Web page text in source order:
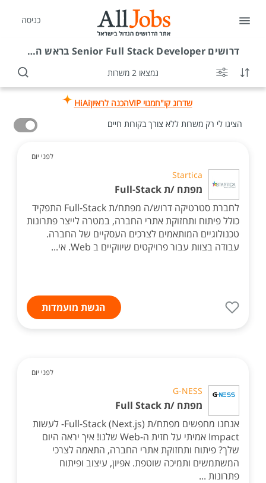
כניסה
דרושים Senior Full Stack Developer בראש העין
נמצאו 2 משרות
שדרוג קו"חמנוי VIP הכנה לראיוןHiAi
הציגו לי רק משרות ללא צורך בקורות חיים
לפני יום
Startica
מפתח /ת Full-Stack
לחברת סטרטיקה דרוש/ה מפתח/ת Full-Stack התפקיד
כולל פיתוח ותחזוקת אתרי החברה, במטרה לייצר פתרונות
טכנולוגיים המותאמים לצרכים העסקיים של החברה.
עבודה בצוות עבור פרויקטים שיווקיים ב Web. אי...
הגשת מועמדות
לפני יום
G-NESS
מפתח /ת Full Stack
אנחנו מחפשים מפתח/ת Full-Stack (Next.js)- לעשות
Impact אמיתי על חזית ה-Web שלנו! איך יראה היום
שלך? פיתוח ותחזוקת אתרי החברה, התאמה לצרכי
המשתמשים ותמיכה שוטפת. אפיון, עיצוב ופיתוח
פתרונות ...